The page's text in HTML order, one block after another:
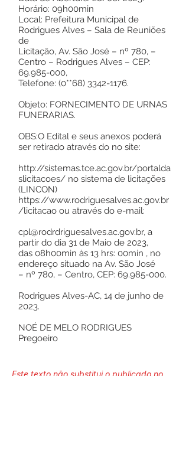
Horário: 09h00min
Local: Prefeitura Municipal de
Rodrigues Alves – Sala de Reuniões
de
Licitação, Av. São José – nº 780, –
Centro – Rodrigues Alves – CEP:
69.985-000,
Telefone: (0**68) 3342-1176.
Objeto: FORNECIMENTO DE URNAS
FUNERARIAS.
OBS:O Edital e seus anexos poderá
ser retirado através do no site:
http://sistemas.tce.ac.gov.br/portalda
slicitacoes/ no sistema de licitações
(LINCON)
https://www.rodriguesalves.ac.gov.br
/licitacao ou através do e-mail:
cpl@rodrdriguesalves.ac.gov.br, a
partir do dia 31 de Maio de 2023,
das 08h00min às 13 hrs: 00min , no
endereço situado na Av. São José
– nº 780, – Centro, CEP: 69.985-000.
Rodrigues Alves-AC, 14 de junho de
2023.
NOÉ DE MELO RODRIGUES
Pregoeiro
Este texto não substitui o publicado no